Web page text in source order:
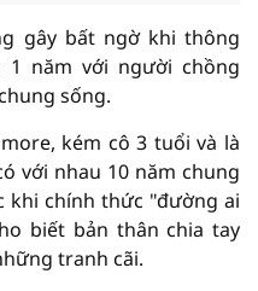
gây bất ngờ khi thông
năm với người chồng
sống.
kém cô 3 tuổi và là
với nhau 10 năm chung
khi chính thức "đường ai
biết bản thân chia tay
tranh cãi.